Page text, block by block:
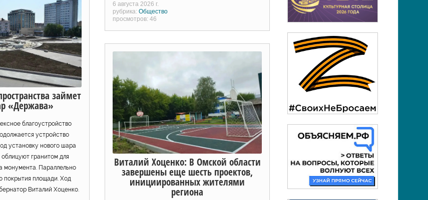
займет
«Держава»
благоустройство
устройство
установку нового шара
гранитом для
монумента. Параллельно
покрытия площади. Ход
Виталий Хоценко.
6 августа 2026 г.
рубрика:Общество
просмотров: 46
Виталий Хоценко: В Омской области
завершены еще шесть проектов,
инициированных жителями
региона